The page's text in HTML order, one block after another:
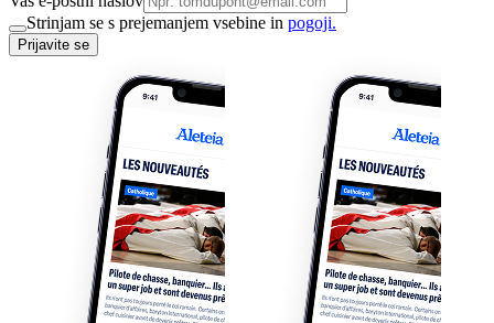
Strinjam se s prejemanjem vsebine in pogoji.
Prijavite se